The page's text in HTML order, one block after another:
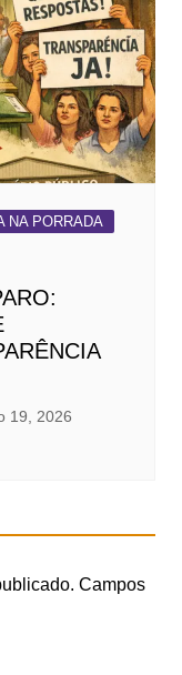
NA PORRADA
19, 2026
Campos